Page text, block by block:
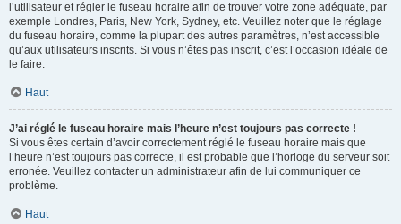
l’utilisateur et régler le fuseau horaire afin de trouver votre zone adéquate, par
exemple Londres, Paris, New York, Sydney, etc. Veuillez noter que le réglage
du fuseau horaire, comme la plupart des autres paramètres, n’est accessible
qu’aux utilisateurs inscrits. Si vous n’êtes pas inscrit, c’est l’occasion idéale de
le faire.
Haut
J’ai réglé le fuseau horaire mais l’heure n’est toujours pas correcte !
Si vous êtes certain d’avoir correctement réglé le fuseau horaire mais que
l’heure n’est toujours pas correcte, il est probable que l’horloge du serveur soit
erronée. Veuillez contacter un administrateur afin de lui communiquer ce
problème.
Haut